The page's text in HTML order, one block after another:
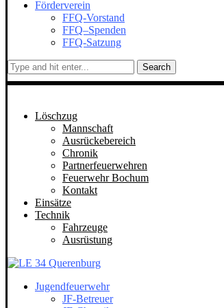
Förderverein
FFQ-Vorstand
FFQ–Spenden
FFQ-Satzung
Search
Löschzug
Mannschaft
Ausrückebereich
Chronik
Partnerfeuerwehren
Feuerwehr Bochum
Kontakt
Einsätze
Technik
Fahrzeuge
Ausrüstung
Jugendfeuerwehr
JF-Betreuer